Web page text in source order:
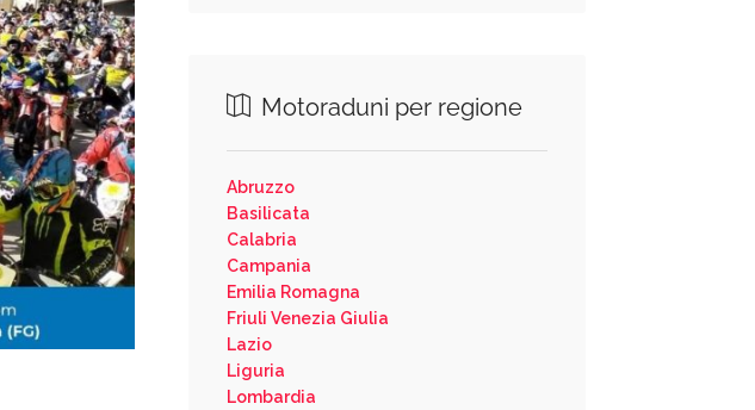
Motoraduni per regione
Abruzzo
Basilicata
Calabria
Campania
Emilia Romagna
Friuli Venezia Giulia
Lazio
Liguria
Lombardia